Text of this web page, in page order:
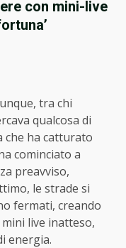
con mini-live
tra chi
qualcosa di
che ha catturato
cominciato a
preavviso,
le strade si
fermati, creando
live inatteso,
energia.